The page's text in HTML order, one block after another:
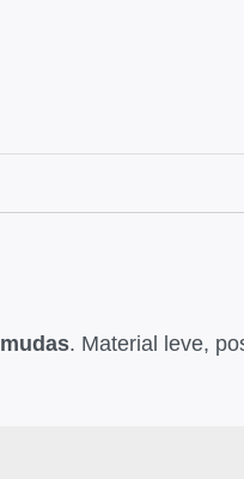
. Material leve,